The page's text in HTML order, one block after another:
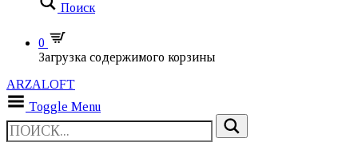
Поиск
0
Загрузка содержимого корзины
ARZALOFT
Toggle Menu